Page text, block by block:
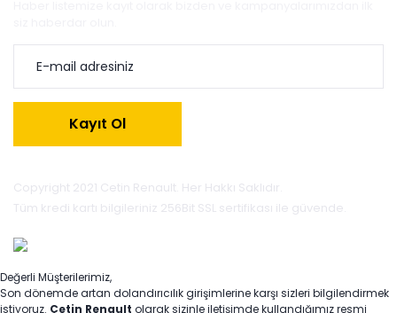
Kayıt Ol
Copyright 2021 Cetin Renault. Her Hakkı Saklıdır.
Tüm kredi kartı bilgileriniz 256Bit SSL sertifikası ile güvende.
Değerli Müşterilerimiz,
Son dönemde artan dolandırıcılık girişimlerine karşı sizleri bilgilendirmek
istiyoruz. Çetin Renault olarak sizinle iletişimde kullandığımız resmi